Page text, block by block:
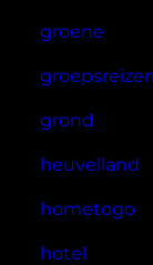
groene
grond
heuvelland
hometogo
hotel